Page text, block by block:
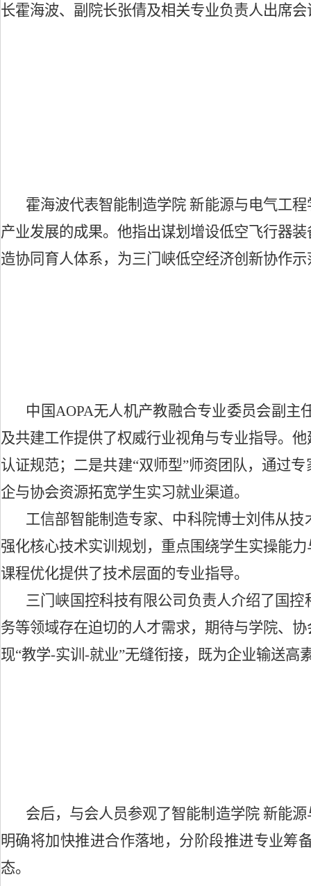
长霍海波、副院长张倩及相关专业负责人出席会
霍海波代表智能制造学院 新能源与电气工
产业发展的成果。他指出谋划增设低空飞行器
造协同育人体系，为三门峡低空经济创新协作
中国AOPA无人机产教融合专业委员会副
及共建工作提供了权威行业视角与专业指导。
认证规范；二是共建“双师型”师资团队，通过
企与协会资源拓宽学生实习就业渠道。
工信部智能制造专家、中科院博士刘伟从
强化核心技术实训规划，重点围绕学生实操能
课程优化提供了技术层面的专业指导。
三门峡国控科技有限公司负责人介绍了国
务等领域存在迫切的人才需求，期待与学院、
现“教学-实训-就业”无缝衔接，既为企业输送
会后，与会人员参观了智能制造学院 新能
明确将加快推进合作落地，分阶段推进专业筹
态。